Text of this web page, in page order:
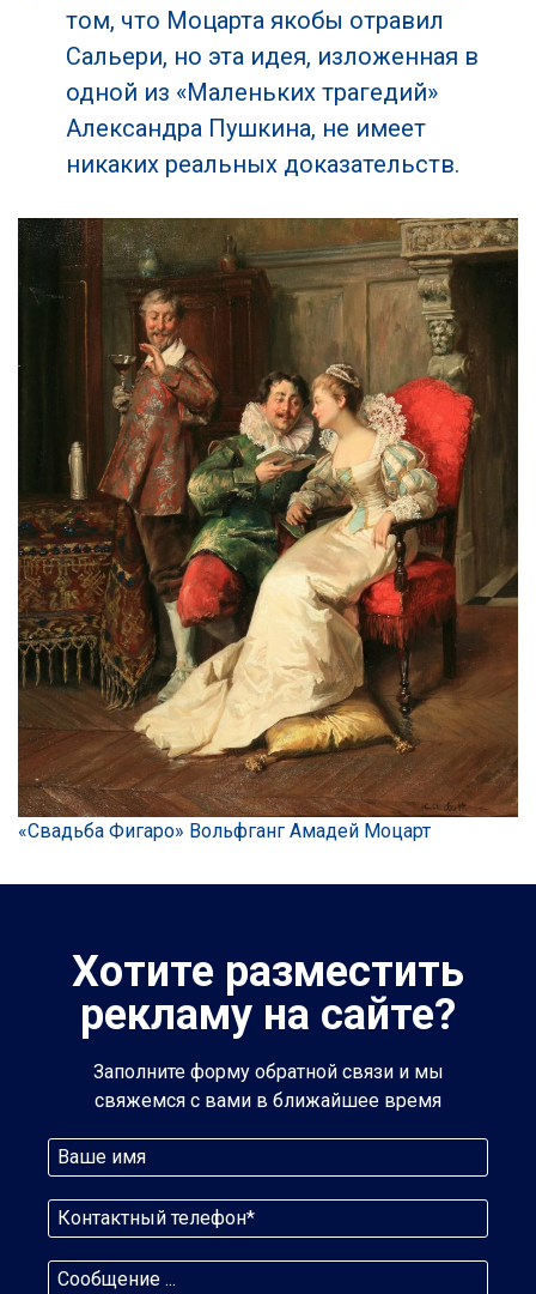
том, что Моцарта якобы отравил
Сальери, но эта идея, изложенная в
одной из «Маленьких трагедий»
Александра Пушкина, не имеет
никаких реальных доказательств.
«Свадьба Фигаро» Вольфганг Амадей Моцарт
Хотите разместить
рекламу на сайте?
Заполните форму обратной связи и мы
свяжемся с вами в ближайшее время